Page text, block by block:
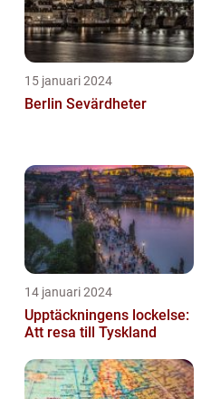
15 januari 2024
Berlin Sevärdheter
14 januari 2024
Upptäckningens lockelse:
Att resa till Tyskland